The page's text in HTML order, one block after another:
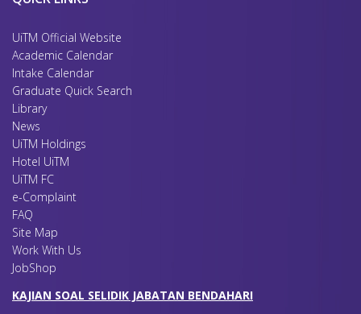
UiTM Official Website
Academic Calendar
Intake Calendar
Graduate Quick Search
Library
News
UiTM Holdings
Hotel UiTM
UiTM FC
e-Complaint
FAQ
Site Map
Work With Us
JobShop
KAJIAN SOAL SELIDIK JABATAN BENDAHARI